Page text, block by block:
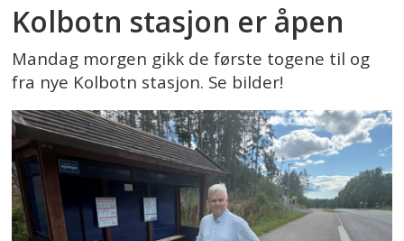
Kolbotn stasjon er åpen
Mandag morgen gikk de første togene til og
fra nye Kolbotn stasjon. Se bilder!